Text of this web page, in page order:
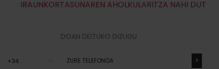
IRAUNKORTASUNAREN AHOLKULARITZA NAHI DUT
DOAN DEITUKO DIZUGU